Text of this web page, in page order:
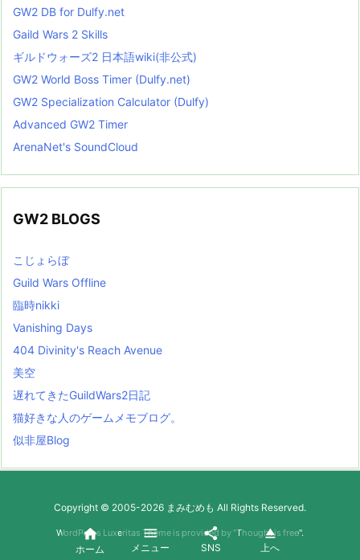
GW2 DB for Dulfy.net
Gaild Wars 2 Skills
ギルドウォーズ2 日本語wiki(非公式)
GW2 World Boss Timer (Dulfy.net)
GW2 Specialization Calculator (Dulfy)
Advanced GW2 Timer
ArenaNet's SoundCloud
GW2 BLOGS
こじょらぼ
Guild Wars Offline
臨時nikki
Vanishing Days
404 Divinity's Reach Avenue
美空
遅れてきたGuildWars2日記
猫好きな人のゲームメモブログ。
似非屋Blog
Copyright © 2005-2026 まみむめも All Rights Reserved.
WordPress Luxeritas Theme is provided by "Thought is free".

ホーム

メニュー

SNS

上へ